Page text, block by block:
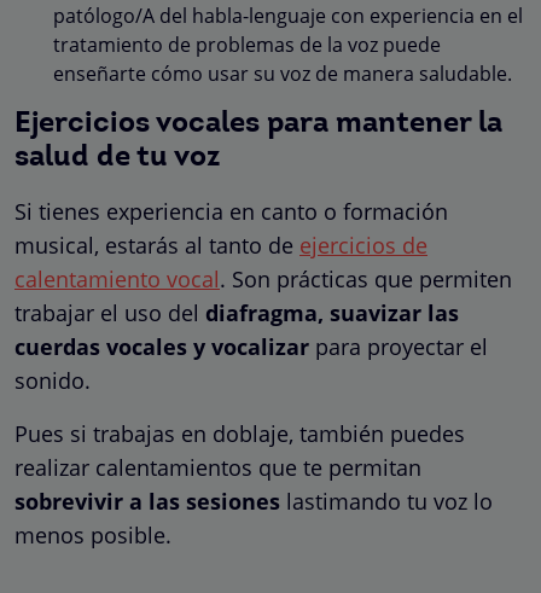
patólogo/A del habla-lenguaje con experiencia en el
tratamiento de problemas de la voz puede
enseñarte cómo usar su voz de manera saludable.
Ejercicios vocales para mantener la
salud de tu voz
Si tienes experiencia en canto o formación
musical, estarás al tanto de ejercicios de
calentamiento vocal. Son prácticas que permiten
trabajar el uso del diafragma, suavizar las
cuerdas vocales y vocalizar para proyectar el
sonido.
Pues si trabajas en doblaje, también puedes
realizar calentamientos que te permitan
sobrevivir a las sesiones lastimando tu voz lo
menos posible.